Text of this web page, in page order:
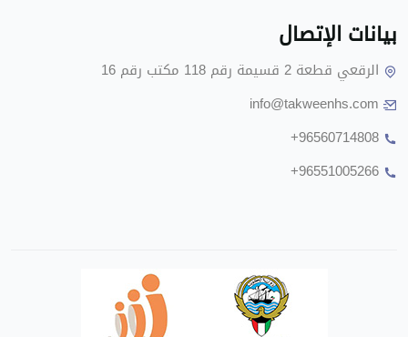
بيانات الإتصال
الرقعي قطعة 2 قسيمة رقم 118 مكتب رقم 16
info@takweenhs.com
+96560714808
+96551005266